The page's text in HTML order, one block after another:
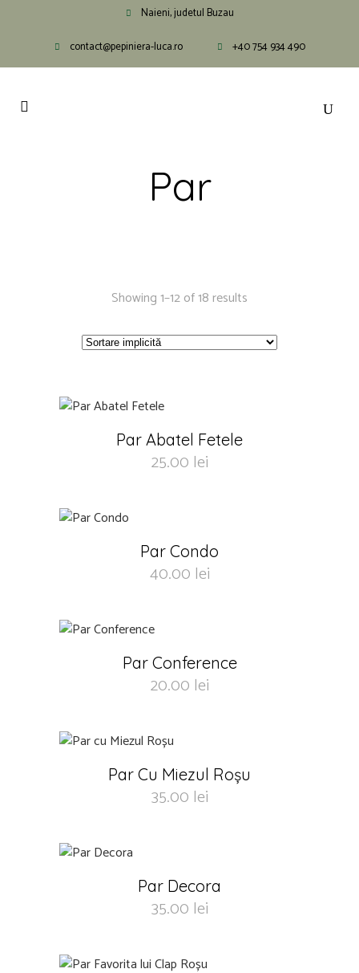
Naieni, judetul Buzau
contact@pepiniera-luca.ro
+40 754 934 490
Par
Showing 1–12 of 18 results
Par Abatel Fetele
25.00 lei
Par Condo
40.00 lei
Par Conference
20.00 lei
Par Cu Miezul Roșu
35.00 lei
Par Decora
35.00 lei